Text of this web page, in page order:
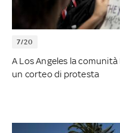
7/20
A Los Angeles la
un corteo di protesta